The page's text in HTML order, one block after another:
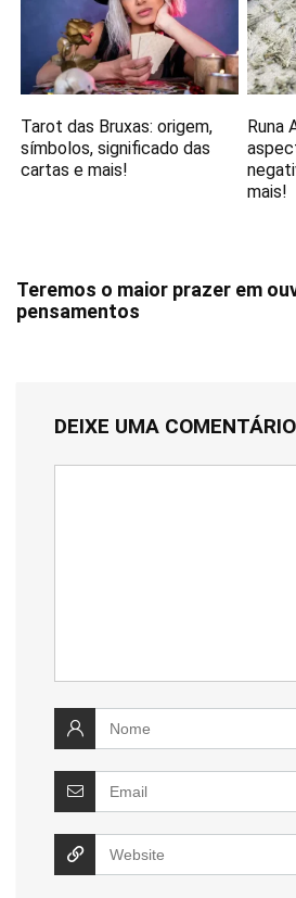
Tarot das Bruxas: origem,
símbolos, significado das
cartas e mais!
Runa
mais!
Teremos o maior prazer em
pensamentos
DEIXE UMA COMENTÁRIO